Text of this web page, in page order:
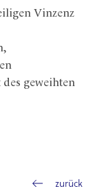
Vinzenz
geweihten
zurück